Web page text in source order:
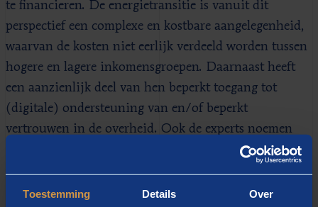
Toestemming Details Over
te financieren. De energietransitie is vanuit dit
perspectief een complexe en kostbare aangelegenheid,
waarvan de kosten niet eerlijk verdeeld worden tussen
hogere en lagere inkomensgroepen. Daarnaast heeft
een aanzienlijk deel van hen beperkt toegang tot
(digitale) ondersteuning van en/of beperkt
vertrouwen in de overheid. Ook de experts noemen
het tegengaan en voorkomen van energiearmoede een
prijzen voor de verwarming thuis en benzine aan de